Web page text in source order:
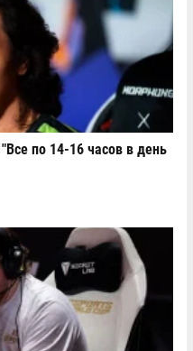
по 14-16 часов в день